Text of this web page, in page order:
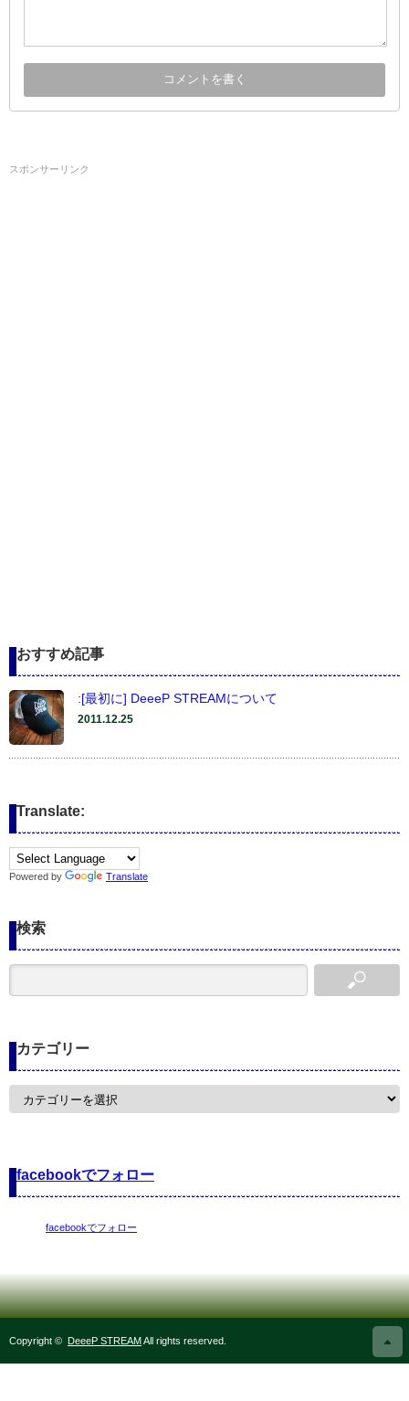
スポンサーリンク
おすすめ記事
:[最初に] DeeeP STREAMについて
2011.12.25
Translate:
Powered by Translate
検索
カテゴリー
カ
facebookでフォロー
facebookでフォロー
Copyright © DeeeP STREAMAll rights reserved.